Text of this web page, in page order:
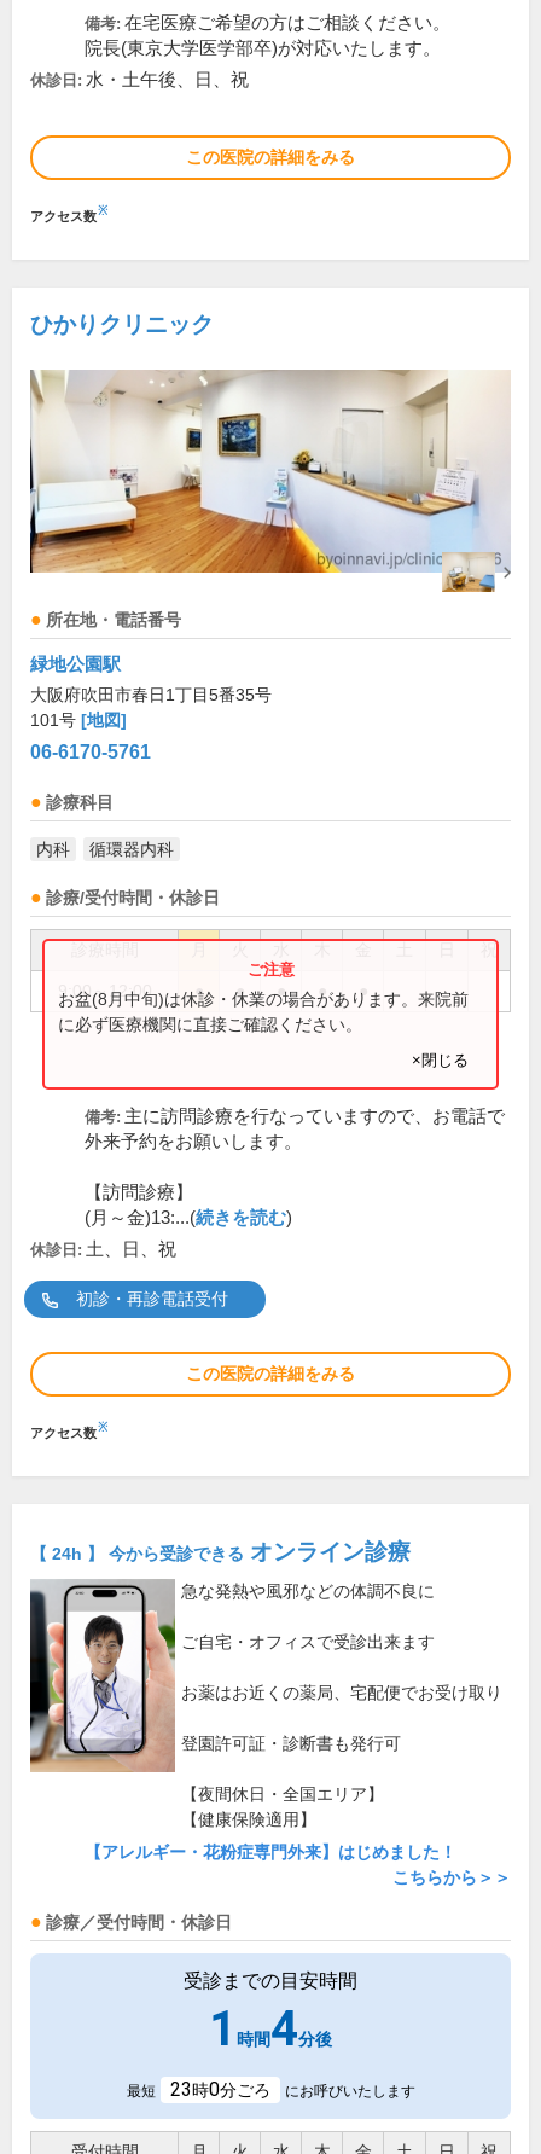
備考: 在宅医療ご希望の方はご相談ください。
院長(東京大学医学部卒)が対応いたします。
休診日: 水・土午後、日、祝
この医院の詳細をみる
アクセス数※
ひかりクリニック
所在地・電話番号
緑地公園駅
大阪府吹田市春日1丁目5番35号
101号 [地図]
06-6170-5761
診療科目
内科 循環器内科
診療/受付時間・休診日
祝
9:00～12:00 ● ● ● ● ●
お盆(8月中旬)は休診・休業の場合があります。来院前
に必ず医療機関に直接ご確認ください。
×閉じる
備考: 主に訪問診療を行なっていますので、お電話で
外来予約をお願いします。
【訪問診療】
(月～金)13:...(続きを読む)
休診日: 土、日、祝
初診・再診電話受付
この医院の詳細をみる
アクセス数※
【 24h 】 今から受診できる オンライン診療
急な発熱や風邪などの体調不良に
ご自宅・オフィスで受診出来ます
お薬はお近くの薬局、宅配便でお受け取り
登園許可証・診断書も発行可
【夜間休日・全国エリア】
【健康保険適用】
【アレルギー・花粉症専門外来】はじめました！
こちらから＞＞
診療／受付時間・休診日
受診までの目安時間
1 時間4分後
最短 23時0分ごろ にお呼びいたします